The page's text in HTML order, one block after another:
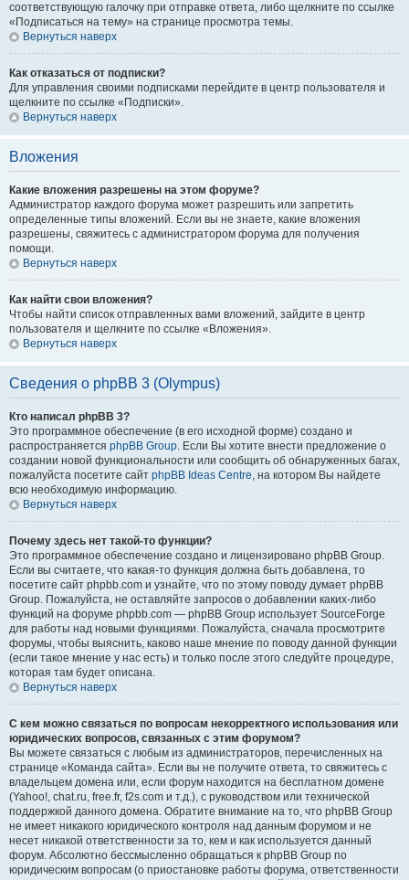
соответствующую галочку при отправке ответа, либо щелкните по ссылке
«Подписаться на тему» на странице просмотра темы.
Вернуться наверх
Как отказаться от подписки?
Для управления своими подписками перейдите в центр пользователя и
щелкните по ссылке «Подписки».
Вернуться наверх
Вложения
Какие вложения разрешены на этом форуме?
Администратор каждого форума может разрешить или запретить
определенные типы вложений. Если вы не знаете, какие вложения
разрешены, свяжитесь с администратором форума для получения
помощи.
Вернуться наверх
Как найти свои вложения?
Чтобы найти список отправленных вами вложений, зайдите в центр
пользователя и щелкните по ссылке «Вложения».
Вернуться наверх
Сведения о phpBB 3 (Olympus)
Кто написал phpBB 3?
Это программное обеспечение (в его исходной форме) создано и
распространяется phpBB Group. Если Вы хотите внести предложение о
создании новой функциональности или сообщить об обнаруженных багах,
пожалуйста посетите сайт phpBB Ideas Centre, на котором Вы найдете
всю необходимую информацию.
Вернуться наверх
Почему здесь нет такой-то функции?
Это программное обеспечение создано и лицензировано phpBB Group.
Если вы считаете, что какая-то функция должна быть добавлена, то
посетите сайт phpbb.com и узнайте, что по этому поводу думает phpBB
Group. Пожалуйста, не оставляйте запросов о добавлении каких-либо
функций на форуме phpbb.com — phpBB Group использует SourceForge
для работы над новыми функциями. Пожалуйста, сначала просмотрите
форумы, чтобы выяснить, каково наше мнение по поводу данной функции
(если такое мнение у нас есть) и только после этого следуйте процедуре,
которая там будет описана.
Вернуться наверх
С кем можно связаться по вопросам некорректного использования или
юридических вопросов, связанных с этим форумом?
Вы можете связаться с любым из администраторов, перечисленных на
странице «Команда сайта». Если вы не получите ответа, то свяжитесь с
владельцем домена или, если форум находится на бесплатном домене
(Yahoo!, chat.ru, free.fr, f2s.com и т.д.), с руководством или технической
поддержкой данного домена. Обратите внимание на то, что phpBB Group
не имеет никакого юридического контроля над данным форумом и не
несет никакой ответственности за то, кем и как используется данный
форум. Абсолютно бессмысленно обращаться к phpBB Group по
юридическим вопросам (о приостановке работы форума, ответственности